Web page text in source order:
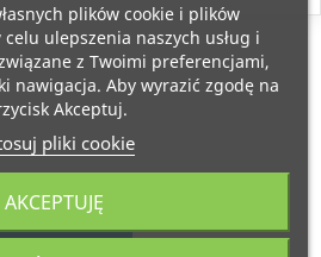
plików cookie i plików
ulepszenia naszych usług i
z Twoimi preferencjami,
nawigacja. Aby wyrazić zgodę na
Akceptuj.
pliki cookie
AKCEPTUJĘ